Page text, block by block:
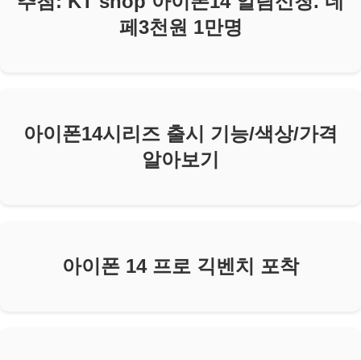
페3천원 1만명
아이폰14시리즈 출시 기능/색상/가격
알아보기
아이폰 14 프로 긱벤치 포착